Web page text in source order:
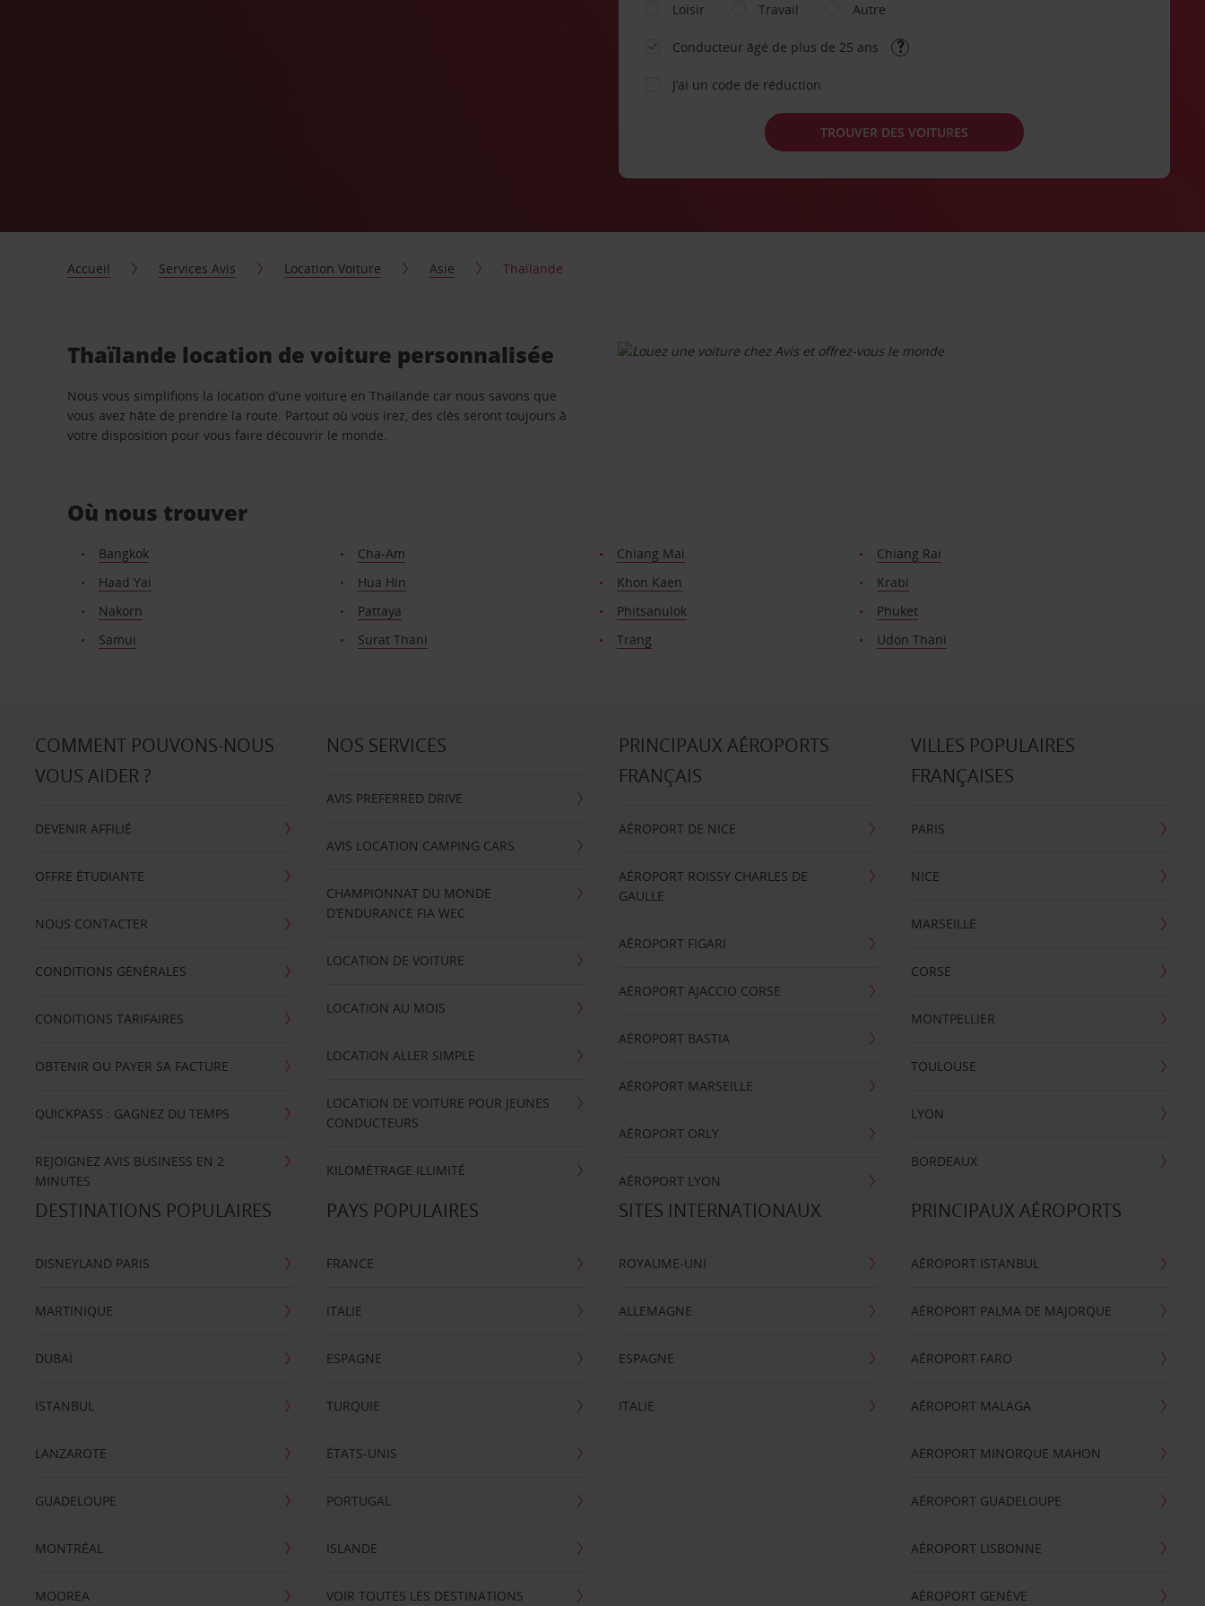
Loisir
Travail Autre
Conducteur âgé de plus de 25 ans
J’ai un code de réduction
TROUVER DES VOITURES
Accueil Services Avis Location Voiture Asie Thaïlande
Thaïlande location de voiture personnalisée
Nous vous simplifions la location d’une voiture en Thaïlande car nous savons que
vous avez hâte de prendre la route. Partout où vous irez, des clés seront toujours à
votre disposition pour vous faire découvrir le monde.
Où nous trouver
Bangkok Cha-Am Chiang Mai
Chiang Rai
Haad Yai
Hua Hin Khon Kaen
Krabi
Nakorn
Pattaya Phitsanulok
Phuket
Samui
Surat Thani Trang Udon Thani
COMMENT POUVONS-NOUS
VOUS AIDER ?
DEVENIR AFFILIÉ
OFFRE ÉTUDIANTE
NOUS CONTACTER
CONDITIONS GÉNÉRALES
CONDITIONS TARIFAIRES
OBTENIR OU PAYER SA FACTURE
QUICKPASS : GAGNEZ DU TEMPS
REJOIGNEZ AVIS BUSINESS EN 2
MINUTES
NOS SERVICES
AVIS PREFERRED DRIVE
AVIS LOCATION CAMPING CARS
CHAMPIONNAT DU MONDE
D’ENDURANCE FIA WEC
LOCATION DE VOITURE
LOCATION AU MOIS
LOCATION ALLER SIMPLE
LOCATION DE VOITURE POUR JEUNES
CONDUCTEURS
KILOMÉTRAGE ILLIMITÉ
PRINCIPAUX AÉROPORTS
FRANÇAIS
AÉROPORT DE NICE
AÉROPORT ROISSY CHARLES DE
GAULLE
AÉROPORT FIGARI
AÉROPORT AJACCIO CORSE
AÉROPORT BASTIA
AÉROPORT MARSEILLE
AÉROPORT ORLY
AÉROPORT LYON
VILLES POPULAIRES
FRANÇAISES
PARIS
NICE
MARSEILLE
CORSE
MONTPELLIER
TOULOUSE
LYON
BORDEAUX
DESTINATIONS POPULAIRES
DISNEYLAND PARIS
MARTINIQUE
DUBAÏ
ISTANBUL
LANZAROTE
GUADELOUPE
MONTRÉAL
MOOREA
PAYS POPULAIRES
FRANCE
ITALIE
ESPAGNE
TURQUIE
ÉTATS-UNIS
PORTUGAL
ISLANDE
VOIR TOUTES LES DESTINATIONS
SITES INTERNATIONAUX
ROYAUME-UNI
ALLEMAGNE
ESPAGNE
ITALIE
PRINCIPAUX AÉROPORTS
AÉROPORT ISTANBUL
AÉROPORT PALMA DE MAJORQUE
AÉROPORT FARO
AÉROPORT MALAGA
AÉROPORT MINORQUE MAHON
AÉROPORT GUADELOUPE
AÉROPORT LISBONNE
AÉROPORT GENÈVE